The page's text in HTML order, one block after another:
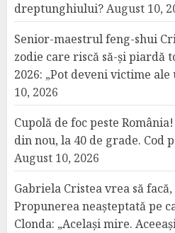
dreptunghiului?August 10,
Senior-maestrul feng-shui
zodie care riscă să-și piardă
2026: „Pot deveni victime
10, 2026
Cupolă de foc peste
din nou, la 40 de grade. Cod
August 10, 2026
Gabriela Cristea vrea să
Propunerea neașteptată pe
Clonda: „Același mire.